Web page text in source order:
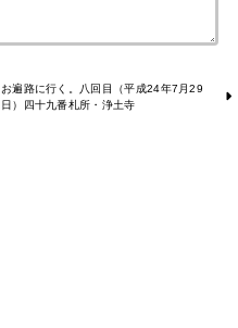
お遍路に行く。八回目（平成24年7月29
日）四十九番札所・浄土寺